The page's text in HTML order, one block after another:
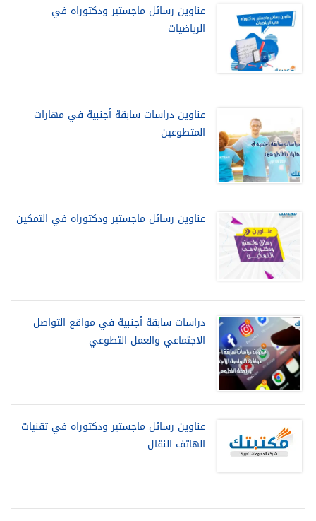
عناوين رسائل ماجستير ودكتوراه في
الرياضيات
عناوين دراسات سابقة أجنبية في مهارات
المتطوعين
عناوين رسائل ماجستير ودكتوراه في التمكين
دراسات سابقة أجنبية في مواقع التواصل
الاجتماعي والعمل التطوعي
عناوين رسائل ماجستير ودكتوراه في تقنيات
الهاتف النقال